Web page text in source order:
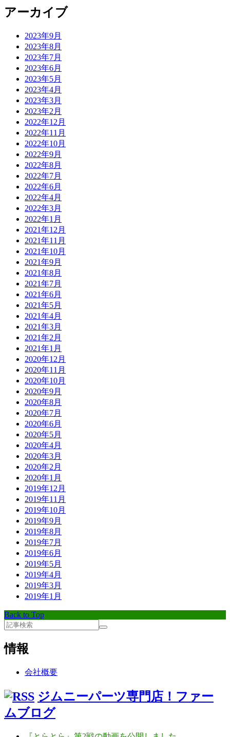
アーカイブ
2023年9月
2023年8月
2023年7月
2023年6月
2023年5月
2023年4月
2023年3月
2023年2月
2022年12月
2022年11月
2022年10月
2022年9月
2022年8月
2022年7月
2022年6月
2022年4月
2022年3月
2022年1月
2021年12月
2021年11月
2021年10月
2021年9月
2021年8月
2021年7月
2021年6月
2021年5月
2021年4月
2021年3月
2021年2月
2021年1月
2020年12月
2020年11月
2020年10月
2020年9月
2020年8月
2020年7月
2020年6月
2020年5月
2020年4月
2020年3月
2020年2月
2020年1月
2019年12月
2019年11月
2019年10月
2019年9月
2019年8月
2019年7月
2019年6月
2019年5月
2019年4月
2019年3月
2019年1月
Back to Top
情報
会社概要
ジムニーパーツ専門店！ファー
ムブログ